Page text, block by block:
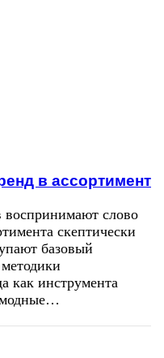
в ассортимент
воспринимают слово
скептически
базовый
как инструмента